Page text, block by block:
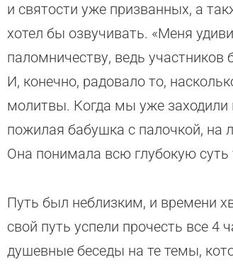
и святости уже призванных, а
хотел бы озвучивать. «Меня
паломничеству, ведь
И, конечно, радовало то,
молитвы. Когда мы уже заходили
пожилая бабушка с палочкой, на
Она понимала всю глубокую суть
Путь был неблизким, и времени
свой путь успели прочесть все 4
душевные беседы на те темы,